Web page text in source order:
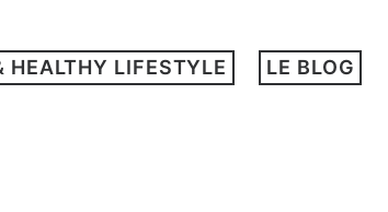
HEALTHY LIFESTYLE LE BLOG